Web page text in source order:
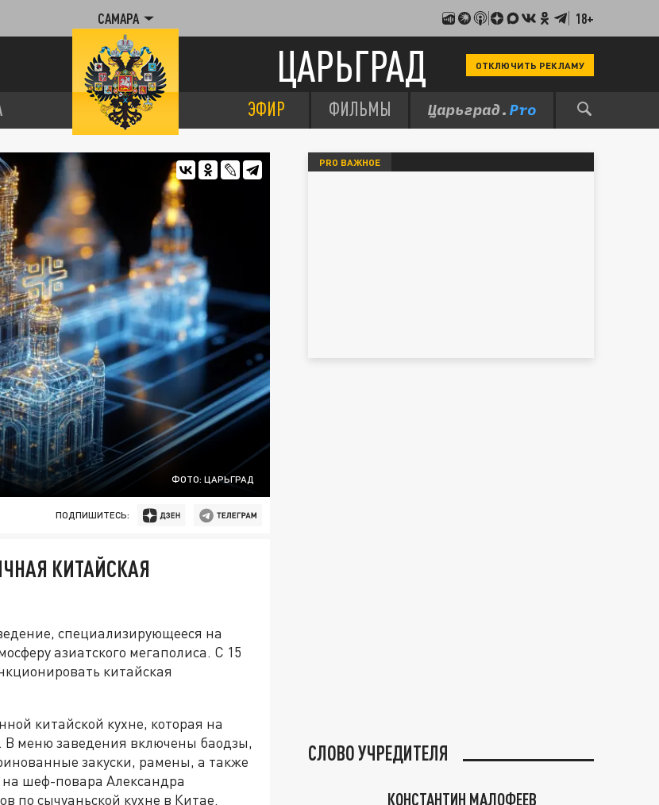
САМАРА 18+
ЦАРЬГРАД ОТКЛЮЧИТЬ РЕКЛАМУ
ЭФИР ФИЛЬМЫ
ФОТО: ЦАРЬГРАД
ПОДПИШИТЕСЬ:
КИТАЙСКАЯ
специализирующееся на
азиатского мегаполиса. С 15
китайская
китайской кухне, которая на
меню заведения включены баодзы,
закуски, рамены, а также
на шеф-повара Александра
по сычуаньской кухне в Китае.
PRO ВАЖНОЕ
СЛОВО УЧРЕДИТЕЛЯ
КОНСТАНТИН МАЛОФЕЕВ